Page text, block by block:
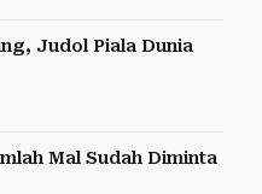
Judol Piala Dunia
Mal Sudah Diminta